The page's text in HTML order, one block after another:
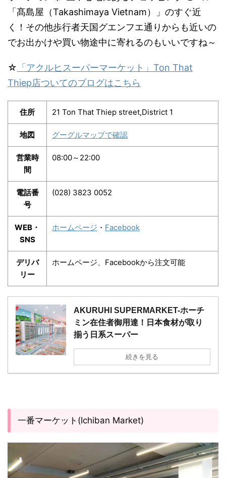
「髙島屋（Takashimaya Vietnam）」のすぐ近
く！その他歩行者天国グエンフエ通りからも近いの
でお出かけや買い物途中に寄れるのもいいですね～
☆ 「アクルヒスーパーマーケット」Ton That
Thiep店ついてのブログはこちら
住所 21 Ton That Thiep street,District 1
地図 グーグルマップで確認
営業時
間
08:00～22:00
電話番
号
(028) 3823 0052
WEB・
SNS
ホームページ ・ Facebook
デリバ
リー
ホームページ、Facebookから注文可能
AKURUHI SUPERMARKET-ホーチ
ミン在住者御用達！日本食材が取り
揃う日系スーパー
続きを見る
一番マーケット(Ichiban Market)